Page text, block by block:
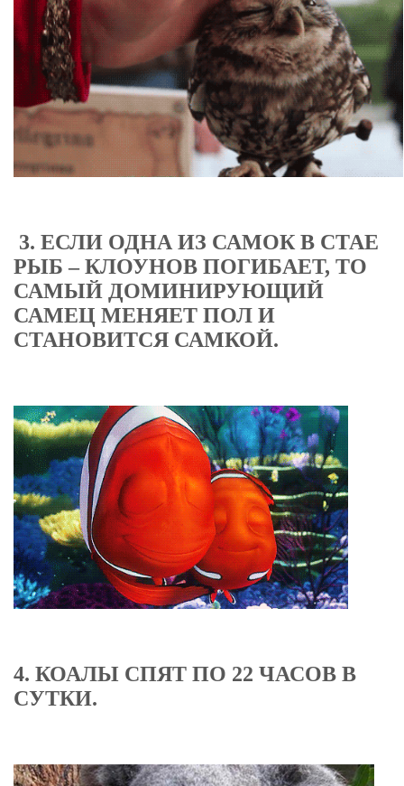
3. ЕСЛИ ОДНА ИЗ САМОК В СТАЕ
РЫБ – КЛОУНОВ ПОГИБАЕТ, ТО
САМЫЙ ДОМИНИРУЮЩИЙ
САМЕЦ МЕНЯЕТ ПОЛ И
СТАНОВИТСЯ САМКОЙ.
4. КОАЛЫ СПЯТ ПО 22 ЧАСОВ В
СУТКИ.